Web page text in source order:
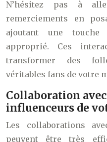
N’hésitez pas à
remerciements en
ajoutant une touche
approprié. Ces
transformer des
véritables fans de votre
Collaboration
influenceurs de
Les collaborations
peuvent être très